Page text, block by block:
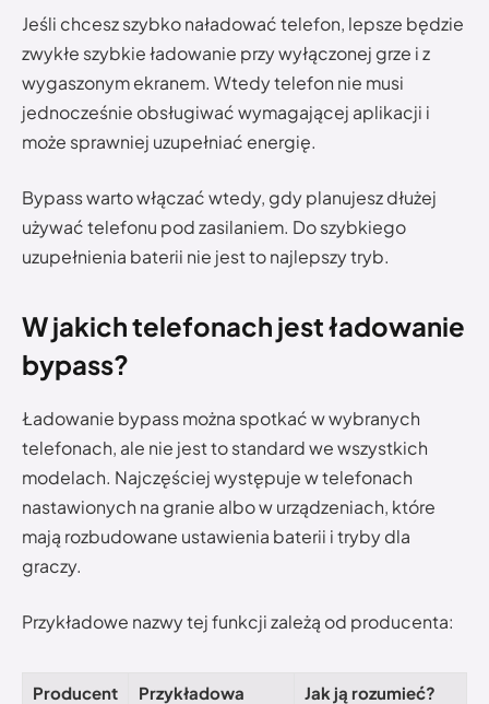
Jeśli chcesz szybko naładować telefon, lepsze będzie
zwykłe szybkie ładowanie przy wyłączonej grze i z
wygaszonym ekranem. Wtedy telefon nie musi
jednocześnie obsługiwać wymagającej aplikacji i
może sprawniej uzupełniać energię.
Bypass warto włączać wtedy, gdy planujesz dłużej
używać telefonu pod zasilaniem. Do szybkiego
uzupełnienia baterii nie jest to najlepszy tryb.
W jakich telefonach jest ładowanie
bypass?
Ładowanie bypass można spotkać w wybranych
telefonach, ale nie jest to standard we wszystkich
modelach. Najczęściej występuje w telefonach
nastawionych na granie albo w urządzeniach, które
mają rozbudowane ustawienia baterii i tryby dla
graczy.
Przykładowe nazwy tej funkcji zależą od producenta:
Producent Przykładowa Jak ją rozumieć?